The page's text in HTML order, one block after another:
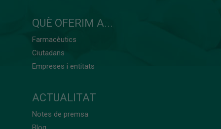
QUÈ OFERIM A...
Farmacèutics
Ciutadans
Empreses i entitats
ACTUALITAT
Notes de premsa